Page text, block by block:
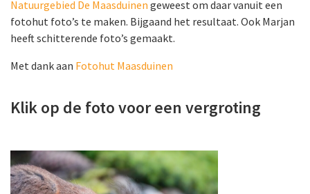
Natuurgebied De Maasduinen geweest om daar vanuit een
fotohut foto’s te maken. Bijgaand het resultaat. Ook Marjan
heeft schitterende foto’s gemaakt.
Met dank aan Fotohut Maasduinen
Klik op de foto voor een vergroting